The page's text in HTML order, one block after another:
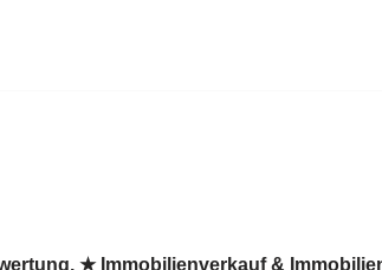
★ Immobilienverkauf &